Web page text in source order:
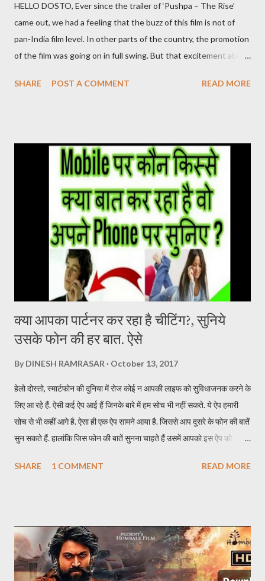
HELLO DOSTO, Ever since the trailer of ‘Pushpa – The Rise’
came out, we had a feeling that the buzz of this film is not of
pan-India film level. In other parts of the country, the promotion
of the film was going on in full swing. But that excitement about
on 17 December. After watching this film, it seems that the
completely revolves around Pushpa Raj. In the character of
Pushpa Raj, Allu Arjun has not molded himself but has lived it. It
doesn’t feel like Allu Arjun is acting in the film. It seems that
Pushpa Raj has been living in the forest for years. He grew up
there. Devi Sri Prasad has given a brilliant background score in
the film. The one who breathes life into the film. At the same
time, Samantha Ruth Prabhu’s song U Antawa ...
SHARE POST A COMMENT READ MORE
क्या आपका पार्टनर कर रहा है चीटिंग?, सुनिये
उसके फोन की हर बात. ऐसे
By DINESH RAMRASAR October 13, 2017
हेलो दोस्तो, स्मार्टफोन की दुनिया में रोज कोई न आपकी लाइफ को सुविधाजनक करने के
लिए आ रहे हैं. ऐसी कई ऐप आई हैं जिनके बारे में हम सोच भी नहीं सकते. ये ऐप हमारी
सोच से भी कहीं आगे है. ऐसा ही एक ऐप सामने आया है. जिससे आप दूसरे के फोन की बातें
सुन सकते हैं. हालांकि जिस फोन की बातें सुनना चाहते हैं उसमें आपको इस ऐप को
की फोन की बाते सुन सकते हैं. इसके लिए आपकों उस फोन में ऐप इन्सटॉल करने के बाद
बातें आप आसानी से सुन पाएंगे. अगर फोन डिस्कनेक्ट हो जाता है तो आपको फिर उस
फोन पर SMS करना होगा. इस ऐप की खास बात ये है कि SMS जाने पर उस फोन में
रिंग नहीं जाती और दूसरे को पता नहीं चलता कि कॉल आया है. इस ऐप का फ्री और पेड
SHARE 1 COMMENT READ MORE